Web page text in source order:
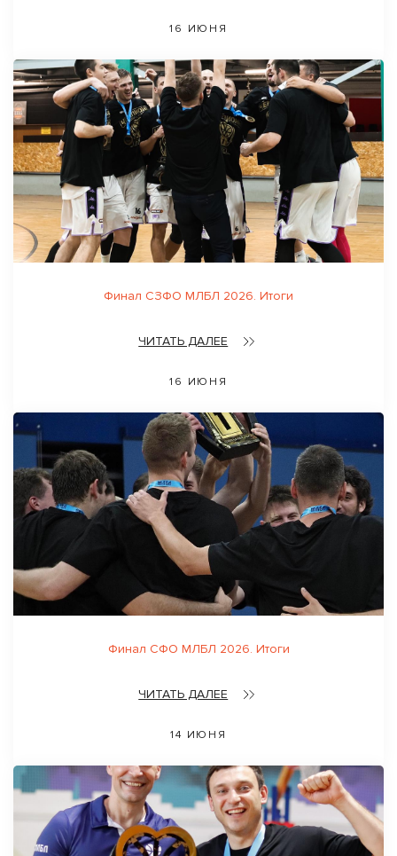
16 ИЮНЯ
Финал СЗФО МЛБЛ 2026. Итоги
ЧИТАТЬ ДАЛЕЕ
16 ИЮНЯ
Финал СФО МЛБЛ 2026. Итоги
ЧИТАТЬ ДАЛЕЕ
14 ИЮНЯ